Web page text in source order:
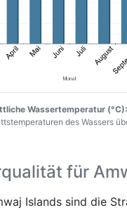
Wassertemperatur (°C):
des Wassers
für
Islands sind die